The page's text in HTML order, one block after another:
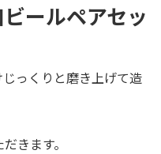
ールペアセッ
っくりと磨き上げて造
きます。